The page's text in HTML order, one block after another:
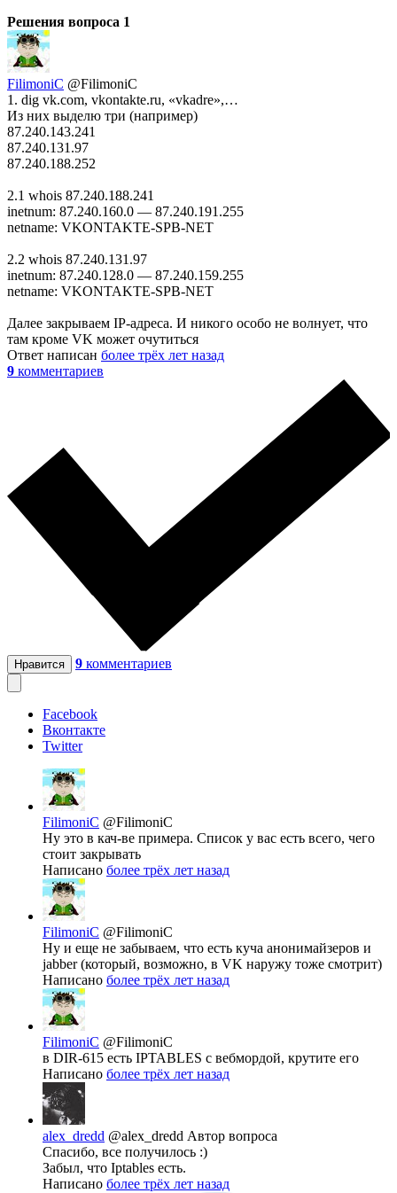
Решения вопроса 1
FilimoniC @FilimoniC
1. dig vk.com, vkontakte.ru, «vkadre»,…
Из них выделю три (например)
87.240.143.241
87.240.131.97
87.240.188.252
2.1 whois 87.240.188.241
inetnum: 87.240.160.0 — 87.240.191.255
netname: VKONTAKTE-SPB-NET
2.2 whois 87.240.131.97
inetnum: 87.240.128.0 — 87.240.159.255
netname: VKONTAKTE-SPB-NET
Далее закрываем IP-адреса. И никого особо не волнует, что
там кроме VK может очутиться
Ответ написан более трёх лет назад
9 комментариев
Нравится 9 комментариев
Facebook
Вконтакте
Twitter
FilimoniC @FilimoniC
Ну это в кач-ве примера. Список у вас есть всего, чего
стоит закрывать
Написано более трёх лет назад
FilimoniC @FilimoniC
Ну и еще не забываем, что есть куча анонимайзеров и
jabber (который, возможно, в VK наружу тоже смотрит)
Написано более трёх лет назад
FilimoniC @FilimoniC
в DIR-615 есть IPTABLES с вебмордой, крутите его
Написано более трёх лет назад
alex_dredd @alex_dredd Автор вопроса
Спасибо, все получилось :)
Забыл, что Iptables есть.
Написано более трёх лет назад